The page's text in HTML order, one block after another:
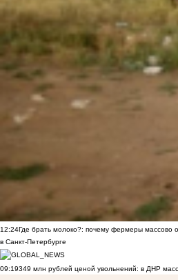
12:24Где брать молоко?: почему фермеры массово
в Санкт-Петербурге
09:19349 млн рублей ценой увольнений: в ДНР